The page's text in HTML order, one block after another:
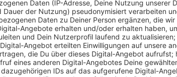
Anzeige
In den Krankenhäusern müssen aktuell 193
werden; 16 davon auf einer Intensivstation.
weiter zurück; eine Überlastung der Kliniken